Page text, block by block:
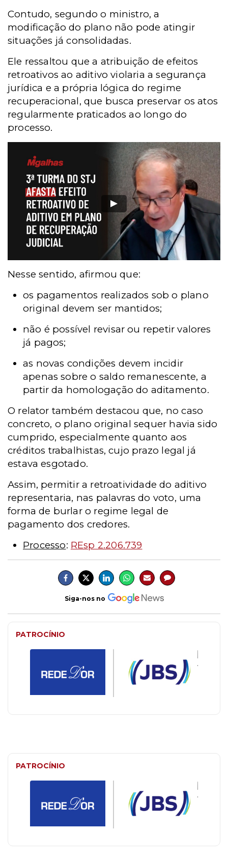
Contudo, segundo o ministro, a
modificação do plano não pode atingir
situações já consolidadas.
Ele ressaltou que a atribuição de efeitos
retroativos ao aditivo violaria a segurança
jurídica e a própria lógica do regime
recuperacional, que busca preservar os atos
regularmente praticados ao longo do
processo.
Nesse sentido, afirmou que:
os pagamentos realizados sob o plano
original devem ser mantidos;
não é possível revisar ou repetir valores
já pagos;
as novas condições devem incidir
apenas sobre o saldo remanescente, a
partir da homologação do aditamento.
O relator também destacou que, no caso
concreto, o plano original sequer havia sido
cumprido, especialmente quanto aos
créditos trabalhistas, cujo prazo legal já
estava esgotado.
Assim, permitir a retroatividade do aditivo
representaria, nas palavras do voto, uma
forma de burlar o regime legal de
pagamento dos credores.
Processo: REsp 2.206.739
Siga-nos no
PATROCÍNIO
PATROCÍNIO